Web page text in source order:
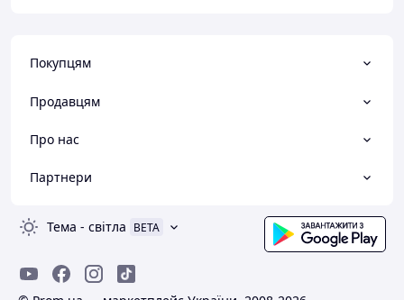
Покупцям
Продавцям
Про нас
Партнери
Тема - світла BETA